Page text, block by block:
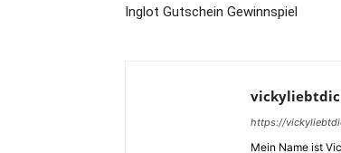
Inglot Gutschein Gewinnspiel
https://
Mein Name ist